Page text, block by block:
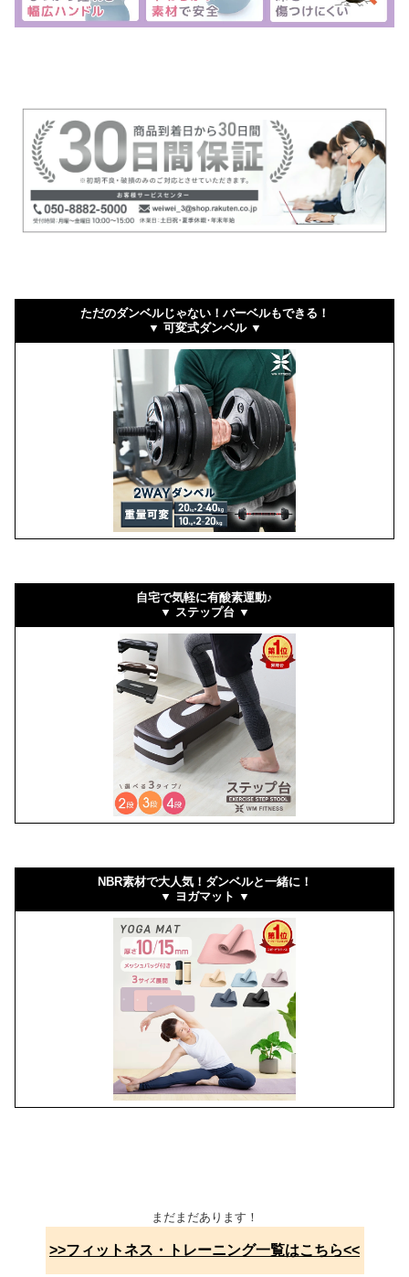
ただのダンベルじゃない！バーベルもできる！
▼ 可変式ダンベル ▼
自宅で気軽に有酸素運動♪
▼ ステップ台 ▼
NBR素材で大人気！ダンベルと一緒に！
▼ ヨガマット ▼
まだまだあります！
>>フィットネス・トレーニング一覧はこちら<<